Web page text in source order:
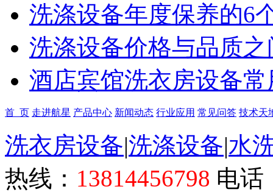
洗涤设备年度保养的6
洗涤设备价格与品质
酒店宾馆洗衣房设备
首 页 走进航星 产品中心 新闻动态 行业应用 常见问答 技术天
洗衣房设备|洗涤设备|水
热线： 13814456798 电话